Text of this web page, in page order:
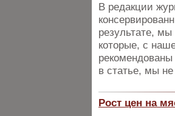
В редакции
результате,
которые, с
рекомендованы
в статье, мы
Рост цен на